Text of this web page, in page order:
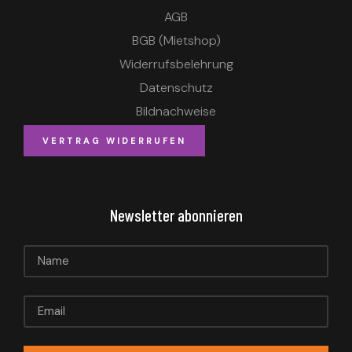
AGB
BGB (Mietshop)
Widerrufsbelehrung
Datenschutz
Bildnachweise
VERTRAG WIDERRUFEN
Newsletter abonnieren